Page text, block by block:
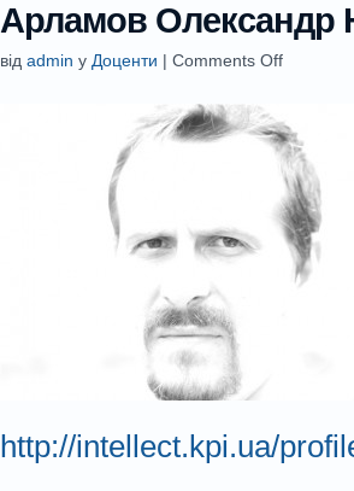
Арламов Олександр
від admin у Доценти | Comments Off
http://intellect.kpi.ua/